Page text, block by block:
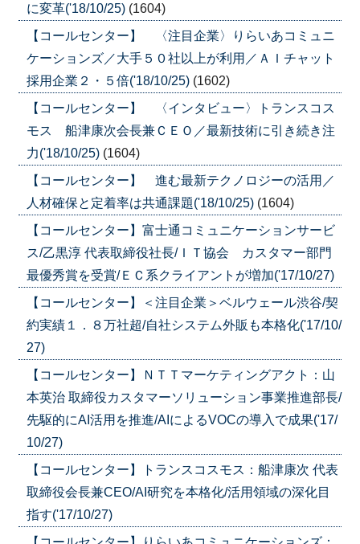
に変革('18/10/25) (1604)
【コールセンター】 〈注目企業〉りらいあコミュニ
ケーションズ／大手５０社以上が利用／ＡＩチャット
採用企業２・５倍('18/10/25) (1602)
【コールセンター】 〈インタビュー〉トランスコス
モス 船津康次会長兼ＣＥＯ／最新技術に引き続き注
力('18/10/25) (1604)
【コールセンター】 進む最新テクノロジーの活用／
人材確保と定着率は共通課題('18/10/25) (1604)
【コールセンター】富士通コミュニケーションサービ
ス/乙黒淳 代表取締役社長/ＩＴ協会 カスタマー部門
最優秀賞を受賞/ＥＣ系クライアントが増加('17/10/27)
【コールセンター】＜注目企業＞ベルウェール渋谷/契
約実績１．８万社超/自社システム外販も本格化('17/10/
27)
【コールセンター】ＮＴＴマーケティングアクト：山
本英治 取締役カスタマーソリューション事業推進部長/
先駆的にAI活用を推進/AIによるVOCの導入で成果('17/
10/27)
【コールセンター】トランスコスモス：船津康次 代表
取締役会長兼CEO/AI研究を本格化/活用領域の深化目
指す('17/10/27)